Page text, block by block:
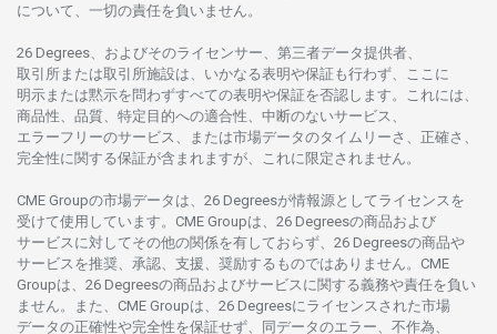
について、 一切の責任を負いません。
26 Degrees、 およびそのライセンサー、 第三者データ提供者、
取引所または取引所施設は、いかなる表明や保証も行わず、
ここに
明示または黙示を問わずすべての表明や保証を否認し ます。
これには、
商品性、品質、 特定目的への適合性、 中断のないサービス、
エラーフリーのサービス、 または市場データのタイムリーさ、正確さ、
完全性に関する保証が含まれますが、これに限定さ れません。
CME Groupの市場データは、26 Degreesが情報源としてライセンスを
受けて使用しています。 CME Groupは、26 Degreesの商品および
サービスに対してその他の関係を有しておらず、26 Degreesの商品や
サービスを推奨、承認、支援、 奨励するものではありません。 CME
Groupは、26 Degreesの商品およびサービスに関する義務や責任を負い
ません。また、CME Groupは、26 Degreesに ライセンスさ れた市場
データの正確性や完全性を保証せず、 同データのエラー、不作為、